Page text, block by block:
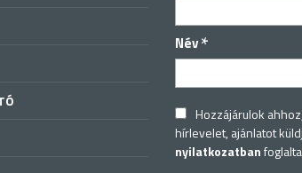
Név*
Hozzájárulok
hírlevelet, ajánlatot
nyilatkozatban